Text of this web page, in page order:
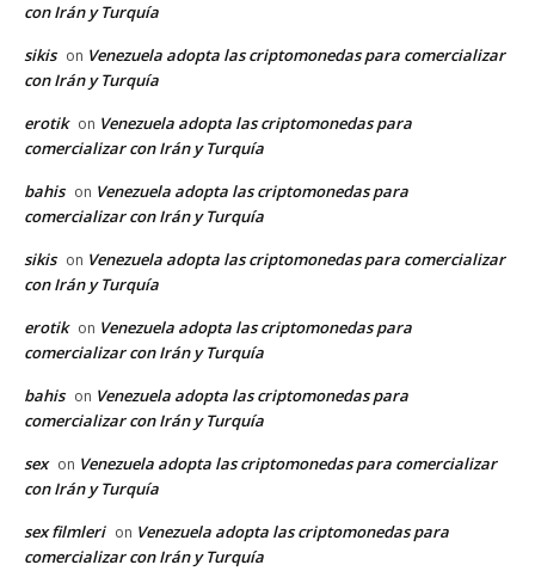
con Irán y Turquía
sikis on Venezuela adopta las criptomonedas para comercializar
con Irán y Turquía
erotik on Venezuela adopta las criptomonedas para
comercializar con Irán y Turquía
bahis on Venezuela adopta las criptomonedas para
comercializar con Irán y Turquía
sikis on Venezuela adopta las criptomonedas para comercializar
con Irán y Turquía
erotik on Venezuela adopta las criptomonedas para
comercializar con Irán y Turquía
bahis on Venezuela adopta las criptomonedas para
comercializar con Irán y Turquía
sex on Venezuela adopta las criptomonedas para comercializar
con Irán y Turquía
sex filmleri on Venezuela adopta las criptomonedas para
comercializar con Irán y Turquía